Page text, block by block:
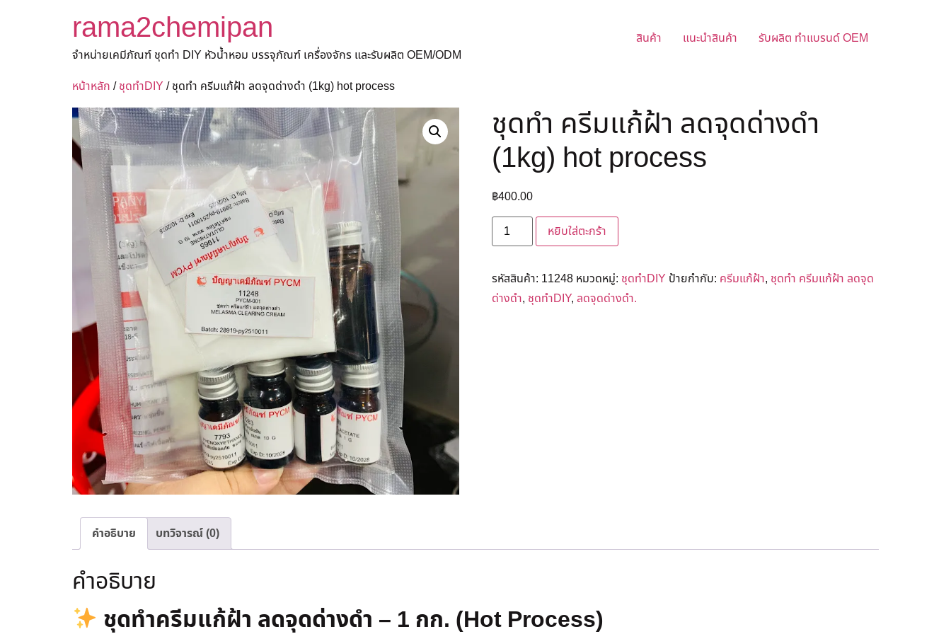
rama2chemipan
จำหน่ายเคมีภัณฑ์ ชุดทำ DIY หัวน้ำหอม บรรจุภัณฑ์ เครื่องจักร และรับผลิต OEM/ODM
สินค้า แนะนำสินค้า รับผลิต ทำแบรนด์ OEM
หน้าหลัก /ชุดทำDIY / ชุดทำ ครีมแก้ฝ้า ลดจุดด่างดำ (1kg) hot process
ชุดทำ ครีมแก้ฝ้า ลดจุดด่างดำ
(1kg) hot process
฿400.00
หยิบใส่ตะกร้า
รหัสสินค้า: 11248 หมวดหมู่: ชุดทำDIY ป้ายกำกับ: ครีมแก้ฝ้า, ชุดทำ ครีมแก้ฝ้า ลดจุด
ด่างดำ, ชุดทำDIY, ลดจุดด่างดำ.
คำอธิบาย บทวิจารณ์ (0)
คำอธิบาย
ชุดทำครีมแก้ฝ้า ลดจุดด่างดำ – 1 กก. (Hot Process)